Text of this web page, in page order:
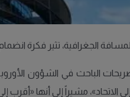
الجغرافية، تثير فكرة
الاتحاد»، مشيراً إلى أنها